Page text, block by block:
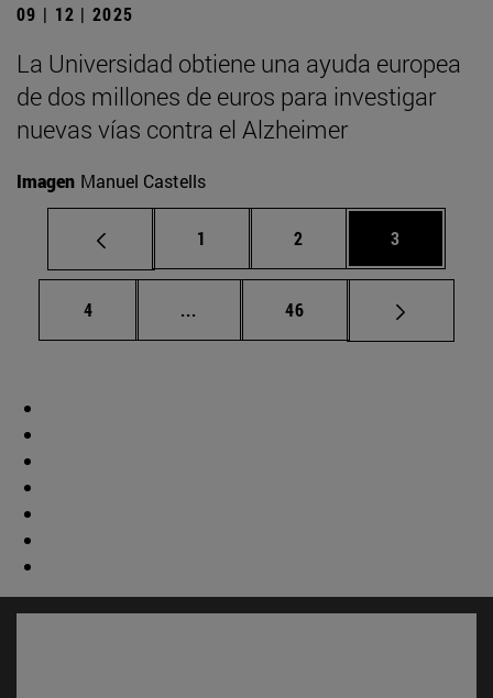
09 | 12 | 2025
La Universidad obtiene una ayuda europea
de dos millones de euros para investigar
nuevas vías contra el Alzheimer
Imagen Manuel Castells
Página
1 Página
2 Página
3
Página
4 ... Páginas intermedias Use TAB para
Página
46